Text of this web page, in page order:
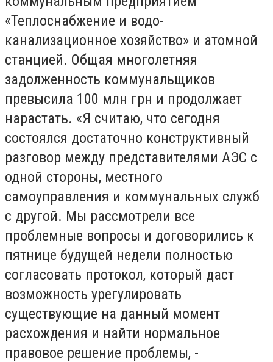
«Теплоснабжение и водо-
канализационное хозяйство» и атомной
станцией. Общая многолетняя
задолженность коммунальщиков
превысила 100 млн грн и продолжает
нарастать. «Я считаю, что сегодня
состоялся достаточно конструктивный
разговор между представителями АЭС с
одной стороны, местного
самоуправления и коммунальных служб
с другой. Мы рассмотрели все
проблемные вопросы и договорились к
пятнице будущей недели полностью
согласовать протокол, который даст
возможность урегулировать
существующие на данный момент
расхождения и найти нормальное
правовое решение проблемы, -